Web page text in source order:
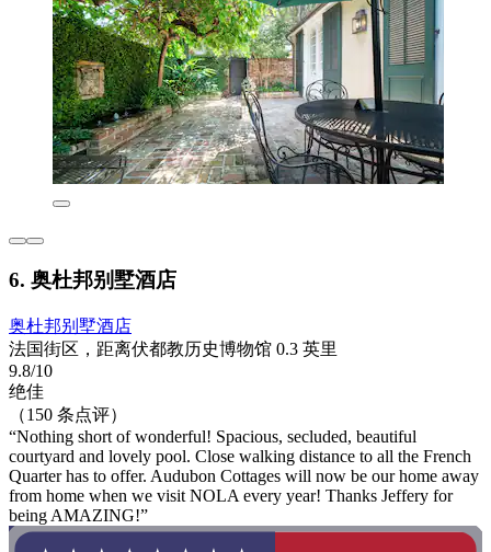
6. 奥杜邦别墅酒店
奥杜邦别墅酒店
法国街区，距离伏都教历史博物馆 0.3 英里
9.8/10
绝佳
（150 条点评）
“Nothing short of wonderful! Spacious, secluded, beautiful
courtyard and lovely pool. Close walking distance to all the French
Quarter has to offer. Audubon Cottages will now be our home away
from home when we visit NOLA every year! Thanks Jeffery for
being AMAZING!”